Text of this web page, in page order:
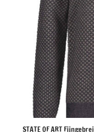
STATE OF ART